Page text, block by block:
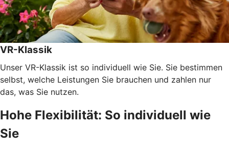
VR-Klassik
Unser VR-Klassik ist so individuell wie Sie. Sie bestimmen
selbst, welche Leistungen Sie brauchen und zahlen nur
das, was Sie nutzen.
Hohe Flexibilität: So individuell wie
Sie